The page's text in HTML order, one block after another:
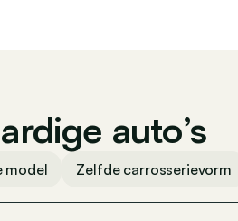
auto’s
model Zelfde carrosserievorm